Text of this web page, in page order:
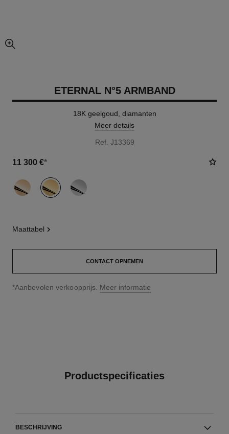
vergrote weergave van foto
ETERNAL N°5 ARMBAND
18K geelgoud, diamanten
Meer details
Ref. J13369
11 300 €*
variant (3)
maattabel
CONTACT OPNEMEN
↩
*Aanbevolen verkoopprijs. Meer informatie
Productspecificaties
BESCHRIJVING